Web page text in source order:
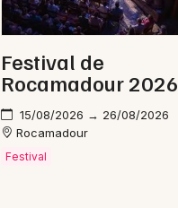
Festival de
Rocamadour 2026
15/08/2026 → 26/08/2026
Rocamadour
Festival